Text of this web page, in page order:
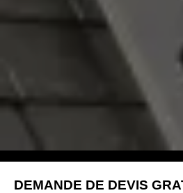
DEMANDE DE DEVIS